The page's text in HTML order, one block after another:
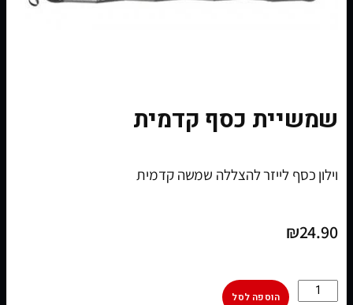
שמשיית כסף קדמית
וילון כסף לייזר להצללה שמשה קדמית
₪24.90
הוספה לסל